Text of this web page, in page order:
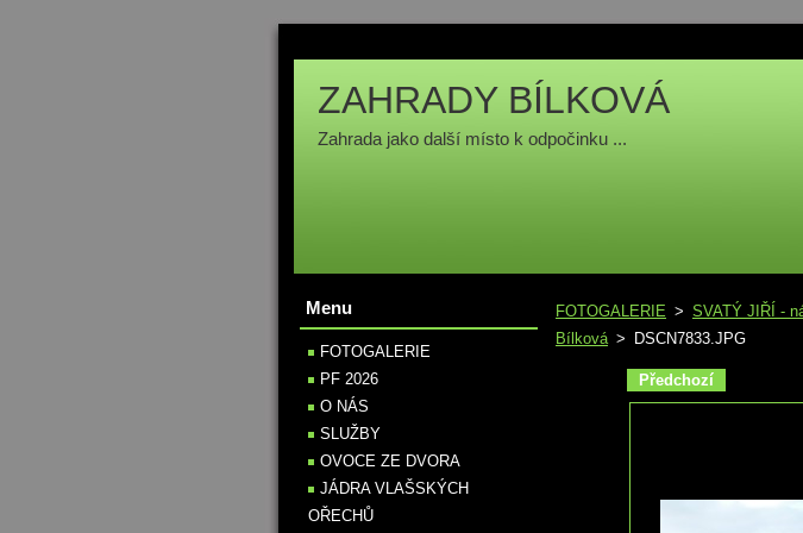
ZAHRADY BÍLKOVÁ
Zahrada jako další místo k odpočinku ...
FOTOGALERIE > SVATÝ JIŘÍ -
Bílková > DSCN7833.JPG
Předchozí
Menu
FOTOGALERIE
PF 2026
O NÁS
SLUŽBY
OVOCE ZE DVORA
JÁDRA VLAŠSKÝCH
OŘECHŮ